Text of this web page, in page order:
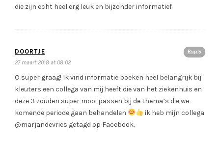
die zijn echt heel erg leuk en bijzonder informatief
Reply
DOORTJE
27 maart 2018 at 08:02
O super graag! Ik vind informatie boeken heel belangrijk bij
kleuters een collega van mij heeft die van het ziekenhuis en
deze 3 zouden super mooi passen bij de thema’s die we
komende periode gaan behandelen
ik heb mijn collega
@marjandevries getagd op Facebook.